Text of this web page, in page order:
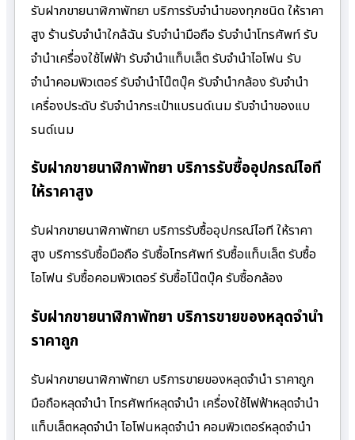
รับฝากขายนาฬิกาพัทยา บริการรับจำนำของทุกชนิด ให้ราคา
สูง ร้านรับจํานําใกล้ฉัน รับจำนำมือถือ รับจำนำโทรศัพท์ รับ
จำนำเครื่องใช้ไฟฟ้า รับจำนำแท็บเล็ต รับจำนำไอโฟน รับ
จำนำคอมพิวเตอร์ รับจำนำโน๊ตบุ๊ค รับจำนำกล้อง รับจำนำ
เครื่องประดับ รับจำนำกระเป๋าแบรนด์เนม รับจำนำของแบ
รนด์เนม
รับฝากขายนาฬิกาพัทยา บริการรับซื้ออุปกรณ์ไอที
ให้ราคาสูง
รับฝากขายนาฬิกาพัทยา บริการรับซื้ออุปกรณ์ไอที ให้ราคา
สูง บริการรับซื้อมือถือ รับซื้อโทรศัพท์ รับซื้อแท็บเล็ต รับซื้อ
ไอโฟน รับซื้อคอมพิวเตอร์ รับซื้อโน๊ตบุ๊ค รับซื้อกล้อง
รับฝากขายนาฬิกาพัทยา บริการขายของหลุดจำนำ
ราคาถูก
รับฝากขายนาฬิกาพัทยา บริการขายของหลุดจำนำ ราคาถูก
มือถือหลุดจำนำ โทรศัพท์หลุดจำนำ เครื่องใช้ไฟฟ้าหลุดจำนำ
แท็บเล็ตหลุดจำนำ ไอโฟนหลุดจำนำ คอมพิวเตอร์หลุดจำนำ